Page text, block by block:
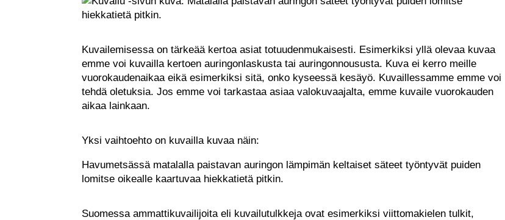
Kuvailemisessa on tärkeää kertoa asiat totuudenmukaisesti. Esimerkiksi yllä olevaa kuvaa
emme voi kuvailla kertoen auringonlaskusta tai auringonnoususta. Kuva ei kerro meille
vuorokaudenaikaa eikä esimerkiksi sitä, onko kyseessä kesäyö. Kuvaillessamme emme voi
tehdä oletuksia. Jos emme voi tarkastaa asiaa valokuvaajalta, emme kuvaile vuorokauden
aikaa lainkaan.
Yksi vaihtoehto on kuvailla kuvaa näin:
Havumetsässä matalalla paistavan auringon lämpimän keltaiset säteet työntyvät puiden
lomitse oikealle kaartuvaa hiekkatietä pitkin.
Suomessa ammattikuvailijoita eli kuvailutulkkeja ovat esimerkiksi viittomakielen tulkit,